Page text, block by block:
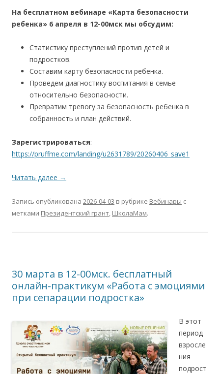
На бесплатном вебинаре «Карта безопасности
ребенка» 6 апреля в 12-00мск мы обсудим:
Статистику преступлений против детей и
подростков.
Составим карту безопасности ребенка.
Проведем диагностику воспитания в семье
относительно безопасности.
Превратим тревогу за безопасность ребенка в
собранность и план действий.
Зарегистрироваться:
https://pruffme.com/landing/u2631789/20260406_save1
Читать далее →
Запись опубликована 2026-04-03 в рубрике Вебинары с
метками Президентский грант, ШколаМам.
30 марта в 12-00мск. бесплатный
онлайн-практикум «Работа с эмоциями
при сепарации подростка»
В этот
период
взросле
ния
подрост